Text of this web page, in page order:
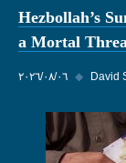
Hezbollah’s
a Mortal
٠٦‏/٠٨‏/٢٠٢٦ ◆ David